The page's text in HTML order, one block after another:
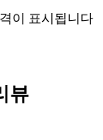
이 표시됩니다
뷰